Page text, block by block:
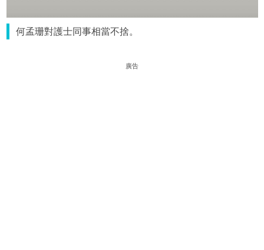
何孟珊對護士同事相當不捨。
廣告